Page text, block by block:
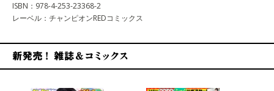
ISBN：978-4-253-23368-2
レーベル：チャンピオンREDコミックス